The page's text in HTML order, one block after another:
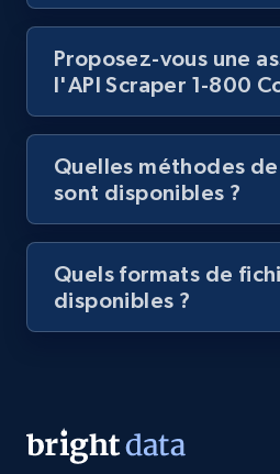
URL, Title, Rating, Reviews,
price, Currency, Stock, and
991+ 165+
Lazada - Products -
seller URL
URL, Title, Rating, Reviews,
price, Currency, Stock, and
Proposez-vous une
l'API Scraper 1-800
Quelles méthodes
sont disponibles ?
Quels formats de
disponibles ?